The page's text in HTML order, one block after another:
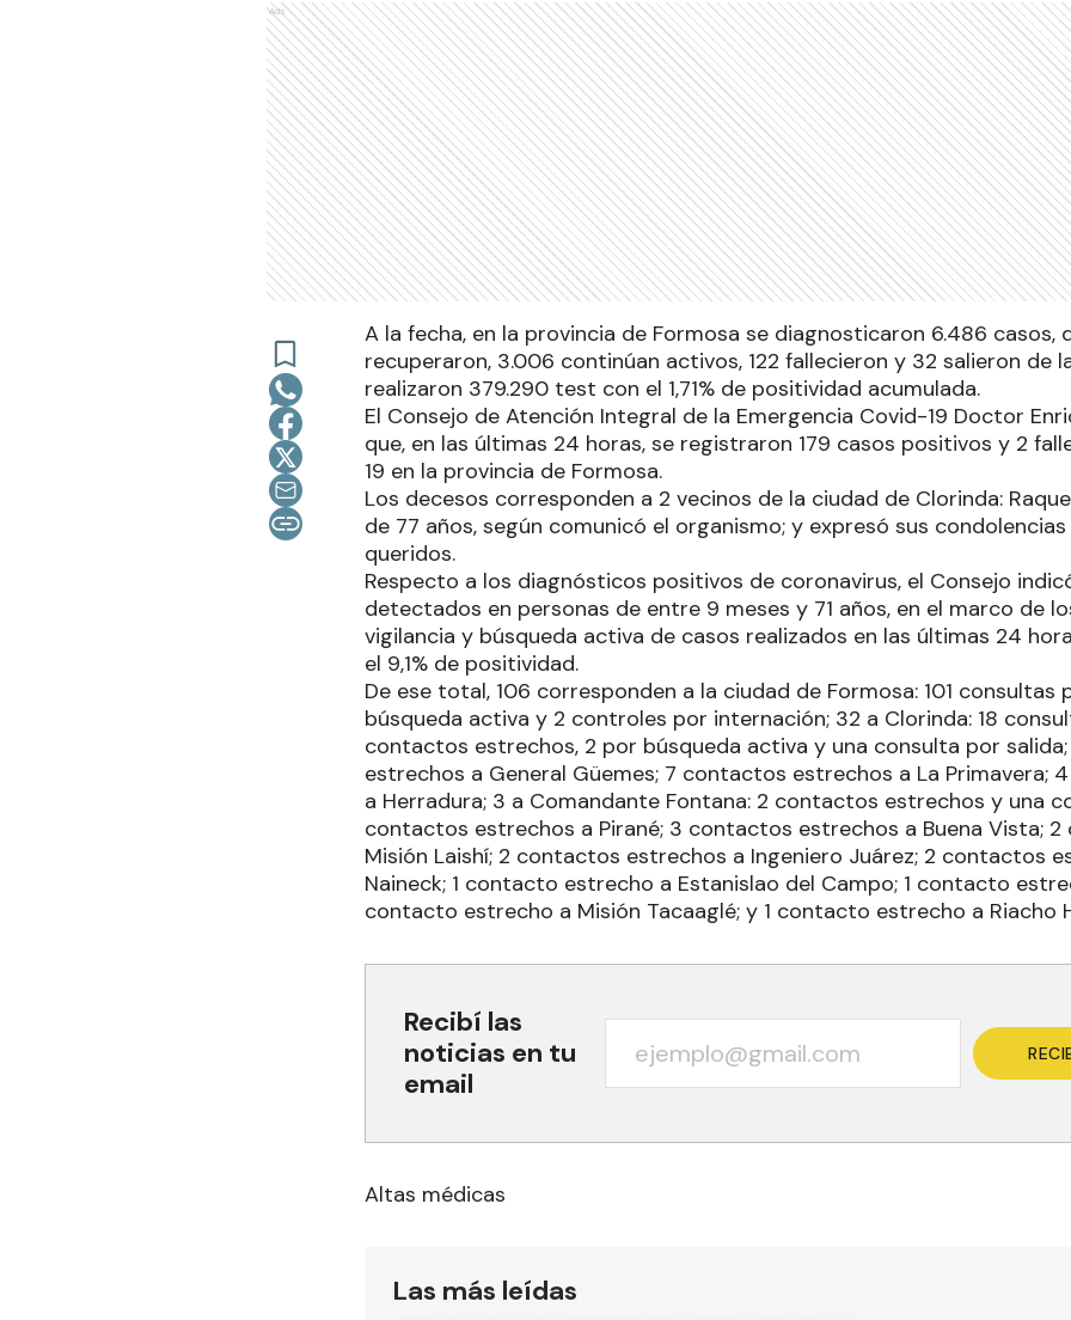
Ads
A la fecha, en la provincia de Formosa se diagnosticaron 6.486 casos,
recuperaron, 3.006 continúan activos, 122 fallecieron y 32 salieron de
realizaron 379.290 test con el 1,71% de positividad acumulada.
El Consejo de Atención Integral de la Emergencia Covid-19 Doctor
que, en las últimas 24 horas, se registraron 179 casos positivos y 2
19 en la provincia de Formosa.
Los decesos corresponden a 2 vecinos de la ciudad de Clorinda:
de 77 años, según comunicó el organismo; y expresó sus
queridos.
Respecto a los diagnósticos positivos de coronavirus, el Consejo
detectados en personas de entre 9 meses y 71 años, en el marco de
vigilancia y búsqueda activa de casos realizados en las últimas 24
el 9,1% de positividad.
De ese total, 106 corresponden a la ciudad de Formosa: 101 consultas
búsqueda activa y 2 controles por internación; 32 a Clorinda: 18
contactos estrechos, 2 por búsqueda activa y una consulta por salida;
estrechos a General Güemes; 7 contactos estrechos a La Primavera;
a Herradura; 3 a Comandante Fontana: 2 contactos estrechos y una
contactos estrechos a Pirané; 3 contactos estrechos a Buena Vista;
Misión Laishí; 2 contactos estrechos a Ingeniero Juárez; 2 contactos
Naineck; 1 contacto estrecho a Estanislao del Campo; 1 contacto
contacto estrecho a Misión Tacaaglé; y 1 contacto estrecho a Riacho
Recibí las
noticias en tu
email
Altas médicas
Las más leídas